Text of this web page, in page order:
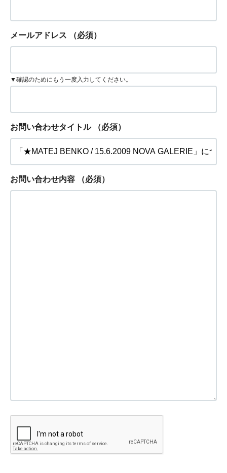
メールアドレス （必須）
▼確認のためにもう一度入力してください。
お問い合わせタイトル （必須）
お問い合わせ内容 （必須）